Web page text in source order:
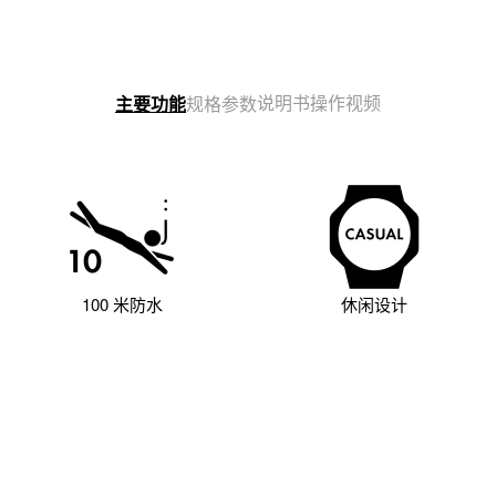
主要功能规格参数说明书操作视频
100 米防水 休闲设计